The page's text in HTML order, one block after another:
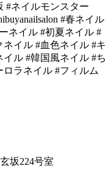
#ネイルモンスター
#春ネイル
ネイル #初夏ネイル #
イル #血色ネイル #キ
ル #韓国風ネイル #ち
ラネイル #フィルム
坂224号室